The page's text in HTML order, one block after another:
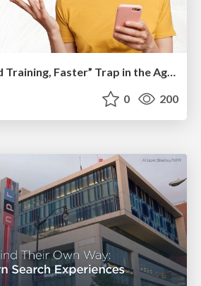
Avoiding the “Bad Training, Faster” Trap in the Age of AI
0 200